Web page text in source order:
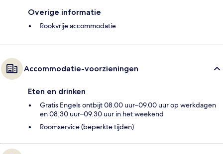
Overige informatie
Rookvrije accommodatie
Accommodatie-voorzieningen
Eten en drinken
Gratis Engels ontbijt 08.00 uur–09.00 uur op werkdagen
en 08.30 uur–09.30 uur in het weekend
Roomservice (beperkte tijden)